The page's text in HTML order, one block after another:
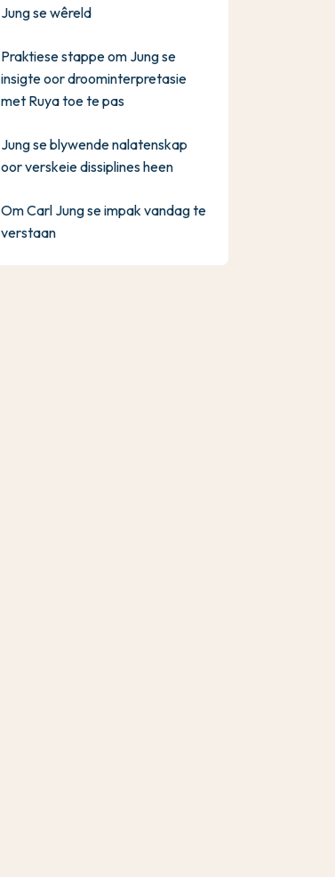
Jung se wêreld
Praktiese stappe om Jung se
insigte oor droominterpretasie
met Ruya toe te pas
Jung se blywende nalatenskap
oor verskeie dissiplines heen
Om Carl Jung se impak vandag te
verstaan